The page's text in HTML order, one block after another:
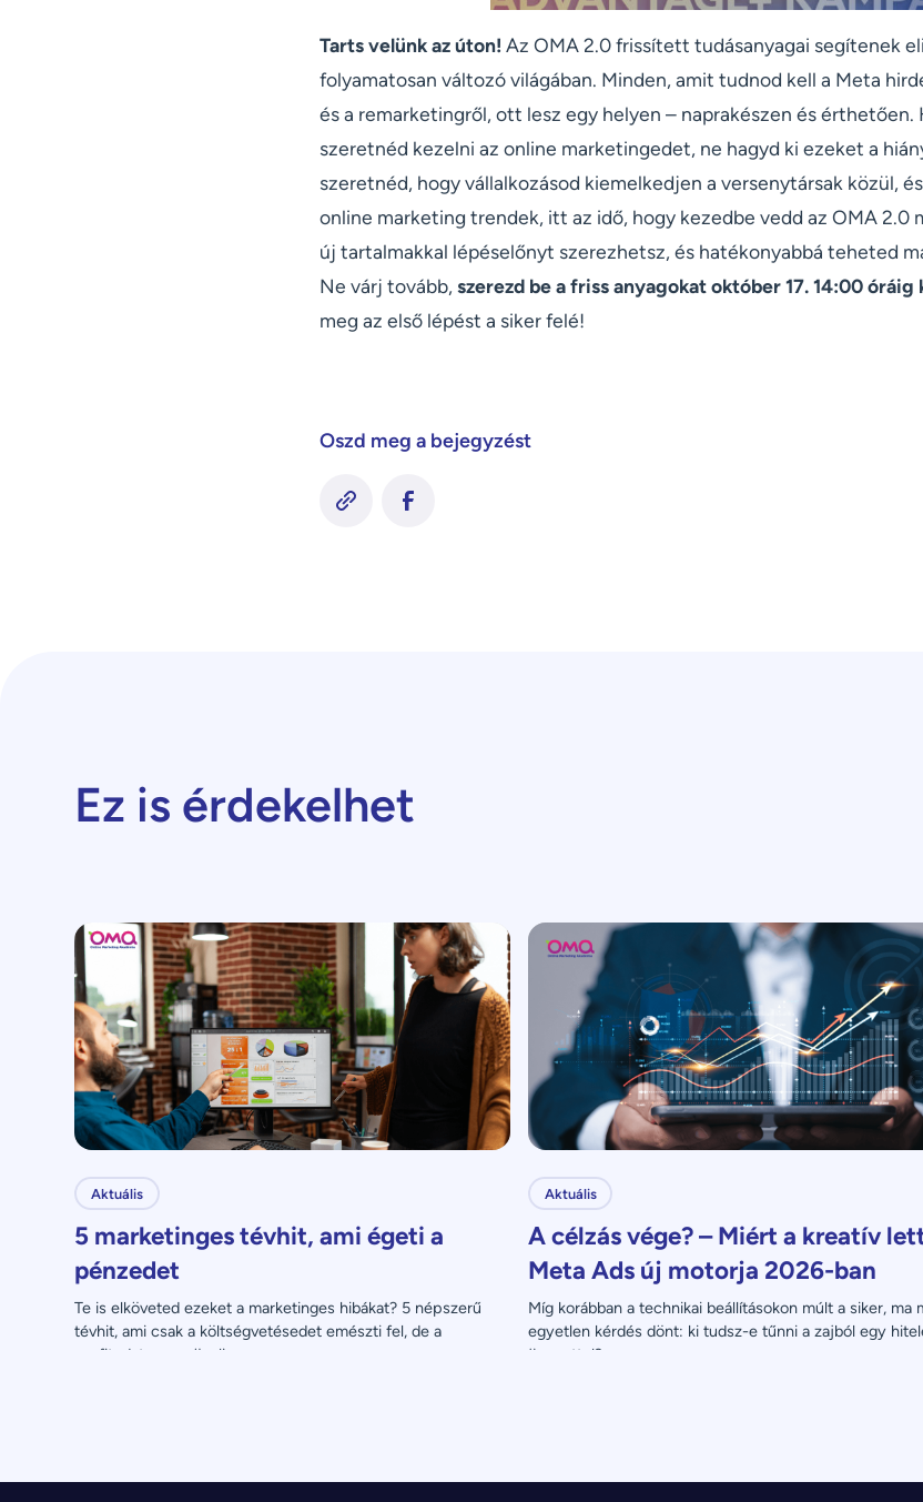
Tarts velünk az úton! Az OMA 2.0 frissített tudásanyagai segítenek
folyamatosan változó világában. Minden, amit tudnod kell a Meta
és a remarketingről, ott lesz egy helyen – naprakészen és érthetően.
szeretnéd kezelni az online marketingedet, ne hagyd ki ezeket a
szeretnéd, hogy vállalkozásod kiemelkedjen a versenytársak közül,
online marketing trendek, itt az idő, hogy kezedbe vedd az OMA 2.0
új tartalmakkal lépéselőnyt szerezhetsz, és hatékonyabbá teheted
Ne várj tovább,szerezd be a friss anyagokat október 17. 14:00 óráig
meg az első lépést a siker felé!
Oszd meg a bejegyzést
Ez is érdekelhet
Aktuális
5 marketinges tévhit, ami égeti a
pénzedet
Te is elköveted ezeket a marketinges hibákat? 5 népszerű
tévhit, ami csak a költségvetésedet emészti fel, de a
profitodat nem növeli.
Aktuális
A célzás vége? – Miért a kreatív
Meta Ads új motorja 2026-ban
Míg korábban a technikai beállításokon múlt a siker, ma
egyetlen kérdés dönt: ki tudsz-e tűnni a zajból egy
üzenettel?